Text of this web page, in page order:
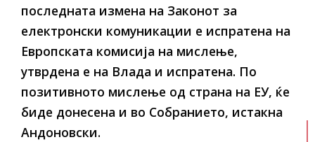
последната измена на Законот за
електронски комуникации е испратена на
Европската комисија на мислење,
утврдена е на Влада и испратена. По
позитивното мислење од страна на ЕУ, ќе
биде донесена и во Собранието, истакна
Андоновски.